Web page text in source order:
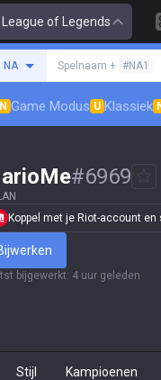
League of Legends
NA
Zoek een summoner
Spelnaam + #NA1
N Game Modus U Klassiek
#6969
Koppel met je Riot-account en
bijgewerkt: 4 uur geleden
Stijl Kampioenen